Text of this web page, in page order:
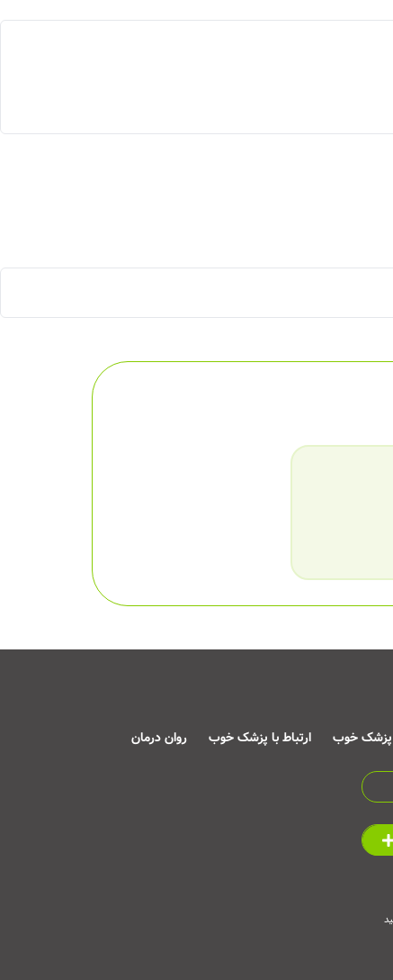
پزشک خوب ارتباط با پزشک خوب روان درمان